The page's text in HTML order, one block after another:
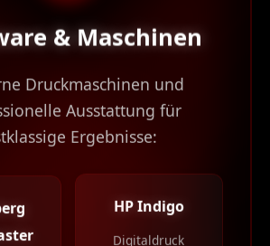
& Maschinen
Druckmaschinen und
Ausstattung für
Ergebnisse:
HP Indigo
Digitaldruck